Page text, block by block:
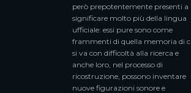
però prepotentemente presenti a
significare molto più della lingua
ufficiale: essi pure sono come
frammenti di quella memoria di
si va con difficoltà alla ricerca e
anche loro, nel processo di
ricostruzione, possono inventare
nuove figurazioni sonore e